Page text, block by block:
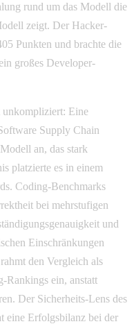
rund um das Modell die
zeigt. Der Hacker-
Punkten und brachte die
großes Developer-
unkompliziert: Eine
Supply Chain
an, das stark
platzierte es in einem
Coding-Benchmarks
bei mehrstufigen
und
Einschränkungen
den Vergleich als
Rankings ein, anstatt
Der Sicherheits-Lens des
eine Erfolgsbilanz bei der